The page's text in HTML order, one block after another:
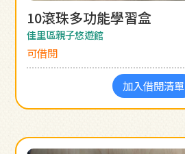
10滾珠多功能學習盒
佳里區親子悠遊館
可借閱
加入借閱清單